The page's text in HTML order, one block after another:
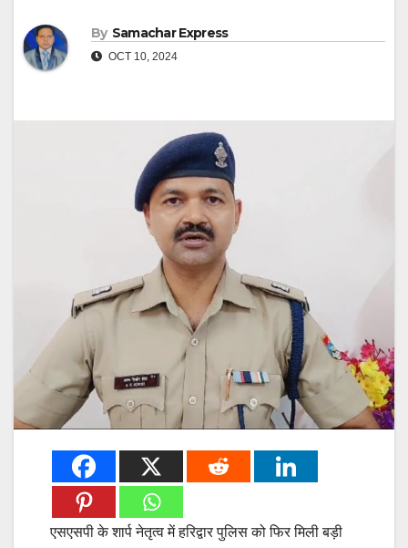
By Samachar Express
OCT 10, 2024
एसएसपी के शार्प नेतृत्व में हरिद्वार पुलिस को फिर मिली बड़ी